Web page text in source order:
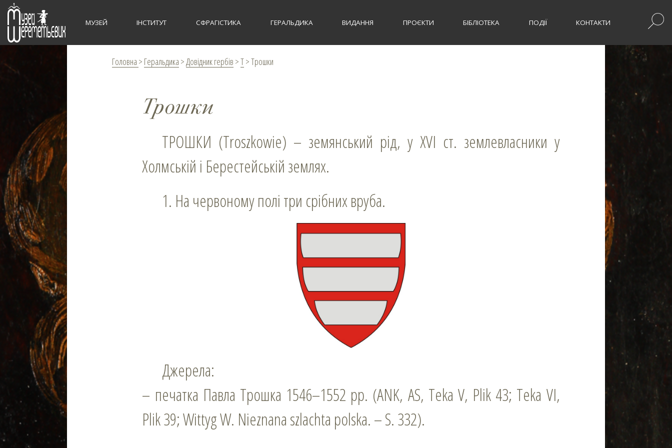
МУЗЕЙ ІНСТИТУТ СФРАГІСТИКА ГЕРАЛЬДИКА ВИДАННЯ ПРОЄКТИ БІБЛІОТЕКА ПОДІЇ КОНТАКТИ
Головна > Геральдика >Довідник гербів >Т>Трошки
Трошки
ТРОШКИ (Troszkowie) – земянський рід, у XVІ ст. землевласники у
Холмській і Берестейській землях.
1. На червоному полі три срібних вруба.
Джерела:
– печатка Павла Трошка 1546–1552 рр. (ANK, AS, Teka V, Plik 43; Teka VI,
Plik 39; Wittyg W. Nieznana szlachta polska. – S. 332).